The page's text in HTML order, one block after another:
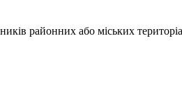
районних або міських